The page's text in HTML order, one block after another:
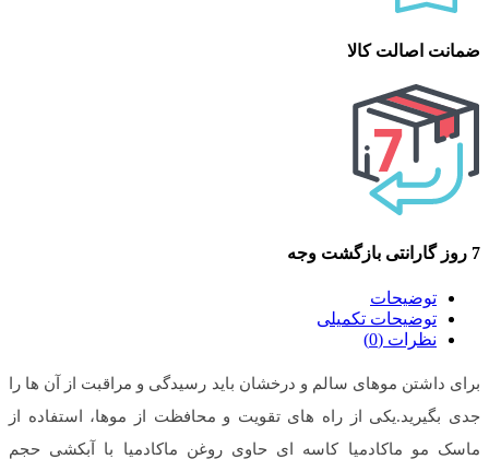
ضمانت اصالت کالا
7 روز گارانتی بازگشت وجه
توضیحات
توضیحات تکمیلی
نظرات (0)
برای داشتن موهای سالم و درخشان باید رسیدگی و مراقبت از آن ها را
جدی بگیرید.یکی از راه های تقویت و محافظت از موها، استفاده از
ماسک مو ماکادمیا کاسه ای حاوی روغن ماکادمیا با آبکشی حجم